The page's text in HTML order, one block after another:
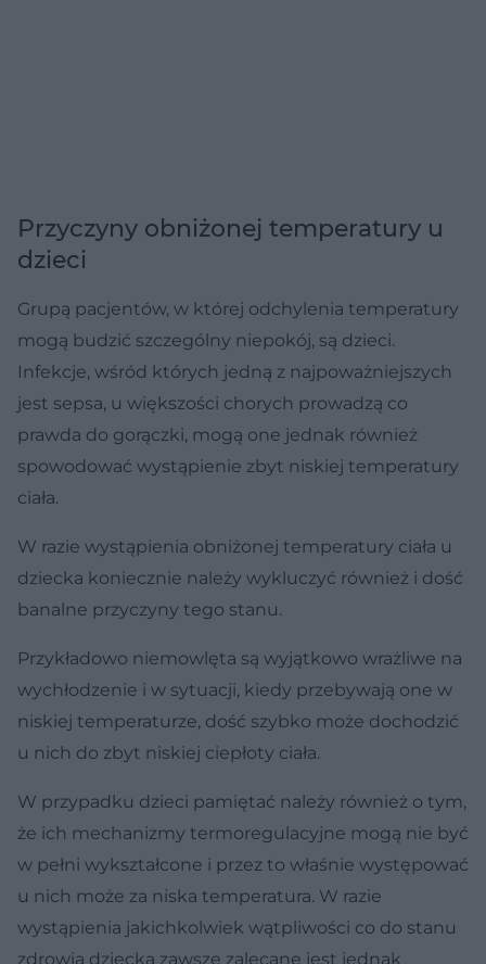
Przyczyny obniżonej temperatury u
dzieci
Grupą pacjentów, w której odchylenia temperatury
mogą budzić szczególny niepokój, są dzieci.
Infekcje, wśród których jedną z najpoważniejszych
jest sepsa, u większości chorych prowadzą co
prawda do gorączki, mogą one jednak również
spowodować wystąpienie zbyt niskiej temperatury
ciała.
W razie wystąpienia obniżonej temperatury ciała u
dziecka koniecznie należy wykluczyć również i dość
banalne przyczyny tego stanu.
Przykładowo niemowlęta są wyjątkowo wrażliwe na
wychłodzenie i w sytuacji, kiedy przebywają one w
niskiej temperaturze, dość szybko może dochodzić
u nich do zbyt niskiej ciepłoty ciała.
W przypadku dzieci pamiętać należy również o tym,
że ich mechanizmy termoregulacyjne mogą nie być
w pełni wykształcone i przez to właśnie występować
u nich może za niska temperatura. W razie
wystąpienia jakichkolwiek wątpliwości co do stanu
zdrowia dziecka zawsze zalecane jest jednak